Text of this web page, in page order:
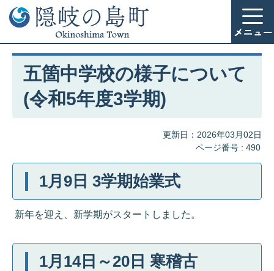
五箇中学校の様子について
(令和5年度3学期)
更新日：2026年03月02日
ページ番号 : 490
1月9日 3学期始業式
新年を迎え、新学期がスタートしました。
1月14日～20日 寒稽古